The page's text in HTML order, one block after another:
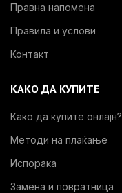
Правна напомена
Правила и услови
Контакт
КАКО ДА КУПИТЕ
Како да купите онлајн?
Методи на плаќање
Испорака
Замена и повратница